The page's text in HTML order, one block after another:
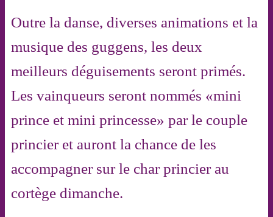
Outre la danse, diverses animations et la
musique des guggens, les deux
meilleurs déguisements seront primés.
Les vainqueurs seront nommés «mini
prince et mini princesse» par le couple
princier et auront la chance de les
accompagner sur le char princier au
cortège dimanche.